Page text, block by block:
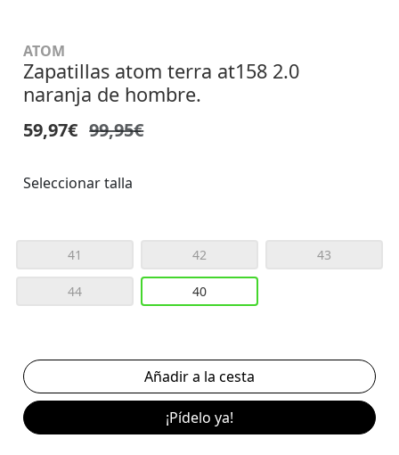
ATOM
Zapatillas atom terra at158 2.0
naranja de hombre.
59,97€ 99,95€
Seleccionar talla
41 42 43
44 40
¡Pídelo ya!